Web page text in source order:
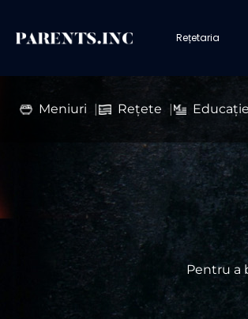
Rețetaria
Meniuri Rețete Educație
Pentru a